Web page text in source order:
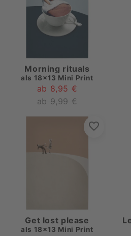
Morning rituals
als 18x13 Mini Print
ab 8,95 €
ab 9,99 €
Get lost please
als 18x13 Mini Print